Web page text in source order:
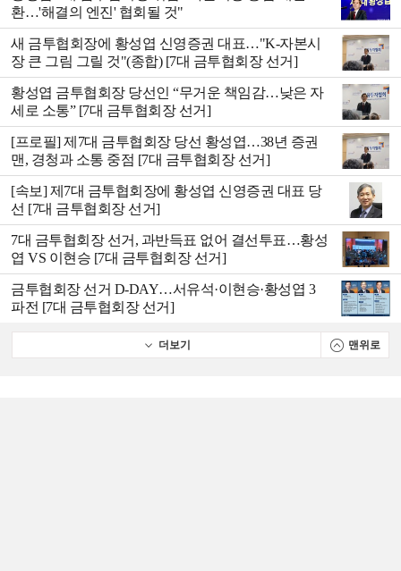
환…'해결의 엔진' 협회될 것"
새 금투협회장에 황성엽 신영증권 대표…"K-자본시
장 큰 그림 그릴 것"(종합) [7대 금투협회장 선거]
황성엽 금투협회장 당선인 “무거운 책임감…낮은 자
세로 소통” [7대 금투협회장 선거]
[프로필] 제7대 금투협회장 당선 황성엽…38년 증권
맨, 경청과 소통 중점 [7대 금투협회장 선거]
[속보] 제7대 금투협회장에 황성엽 신영증권 대표 당
선 [7대 금투협회장 선거]
7대 금투협회장 선거, 과반득표 없어 결선투표…황성
엽 VS 이현승 [7대 금투협회장 선거]
금투협회장 선거 D-DAY…서유석·이현승·황성엽 3
파전 [7대 금투협회장 선거]
더보기 맨위로